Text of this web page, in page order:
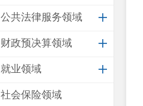
公共法律服务领域
财政预决算领域
就业领域
社会保险领域